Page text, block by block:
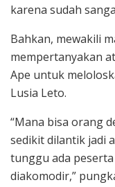
karena sudah
Bahkan, mewakili
mempertanyakan
Ape untuk
Lusia Leto.
“Mana bisa orang
sedikit dilantik jadi
tunggu ada
diakomodir,”